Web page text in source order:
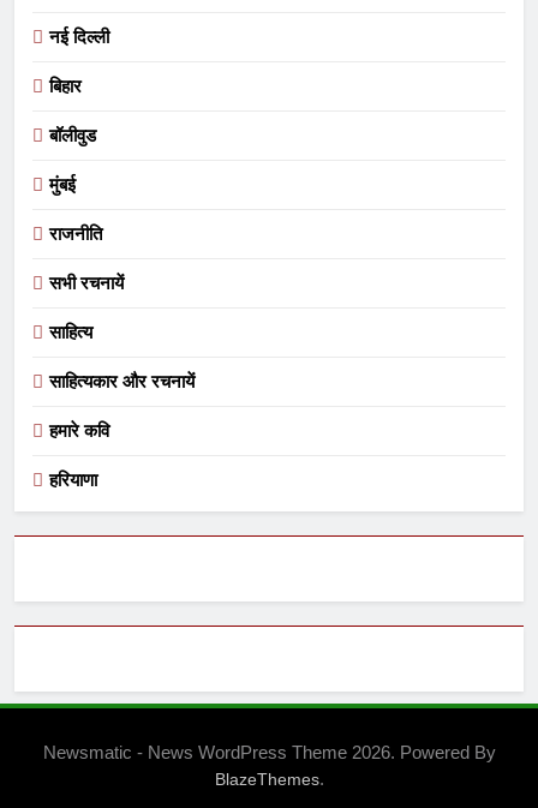
नई दिल्ली
बिहार
बॉलीवुड
मुंबई
राजनीति
सभी रचनायें
साहित्य
साहित्यकार और रचनायें
हमारे कवि
हरियाणा
Newsmatic - News WordPress Theme 2026. Powered By
BlazeThemes.